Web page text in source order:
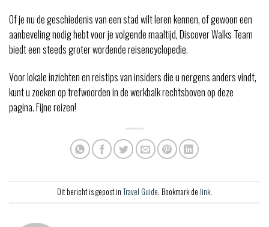
Of je nu de geschiedenis van een stad wilt leren kennen, of gewoon een
aanbeveling nodig hebt voor je volgende maaltijd, Discover Walks Team
biedt een steeds groter wordende reisencyclopedie.
Voor lokale inzichten en reistips van insiders die u nergens anders vindt,
kunt u zoeken op trefwoorden in de werkbalk rechtsboven op deze
pagina. Fijne reizen!
Dit bericht is gepost in Travel Guide. Bookmark de link.